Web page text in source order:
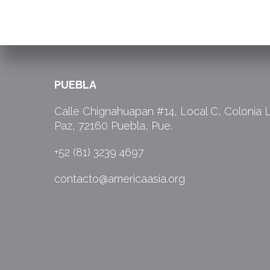
PUEBLA
Calle Chignahuapan #14, Local C, Colonia
Paz, 72160 Puebla, Pue.
+52 (81) 3239 4697
contacto@americaasia.org